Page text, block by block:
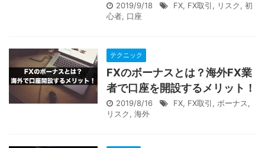
2019/9/18 FX, FX取引, リスク, 初
心者, 口座
テクニック
FXのボーナスとは？海外FX業
者で口座を開設するメリット！
2019/8/16 FX, FX取引, ボーナス,
リスク, 海外